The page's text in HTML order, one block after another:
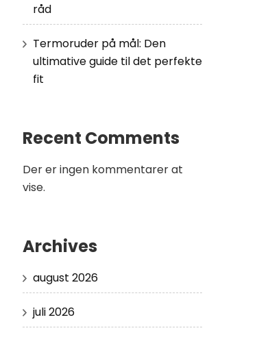
råd
Termoruder på mål: Den
ultimative guide til det perfekte
fit
Recent Comments
Der er ingen kommentarer at
vise.
Archives
august 2026
juli 2026